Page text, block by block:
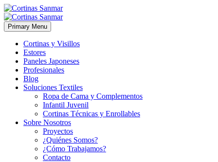
Primary Menu
Cortinas y Visillos
Estores
Paneles Japoneses
Profesionales
Blog
Soluciones Textiles
Ropa de Cama y Complementos
Infantil Juvenil
Cortinas Técnicas y Enrollables
Sobre Nosotros
Proyectos
¿Quiénes Somos?
¿Cómo Trabajamos?
Contacto